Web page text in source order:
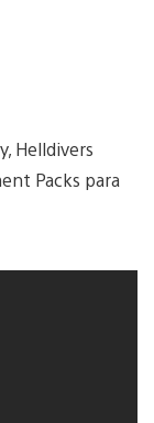
Helldivers
Packs para